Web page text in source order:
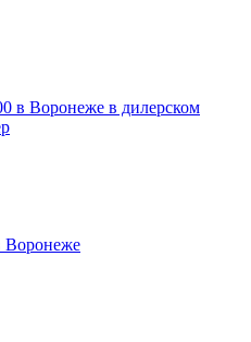
в Воронеже в дилерском
Воронеже